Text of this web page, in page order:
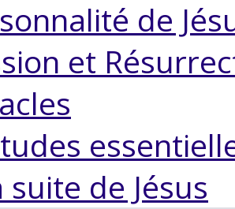
de
et
suite de Jésus